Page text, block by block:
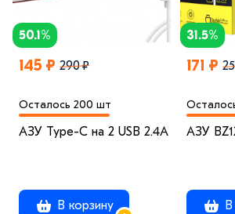
50.1%
145 ₽ 290 ₽
Осталось 200 шт
АЗУ Type-C на 2 USB 2.4A
В корзину
31.5%
171 ₽
АЗУ